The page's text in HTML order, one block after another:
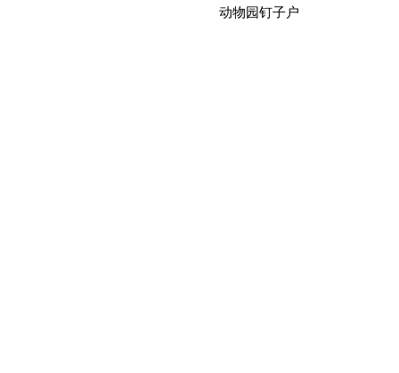
动物园钉子户